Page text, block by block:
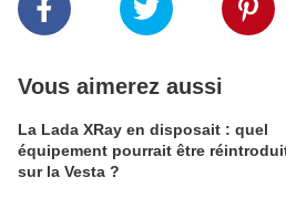
Vous aimerez aussi
La Lada XRay en disposait : quel
équipement pourrait être
sur la Vesta ?